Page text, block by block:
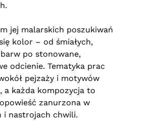
jej malarskich poszukiwań
kolor – od śmiałych,
po stonowane,
odcienie. Tematyka prac
pejzaży i motywów
a każda kompozycja to
zanurzona w
i nastrojach chwili.